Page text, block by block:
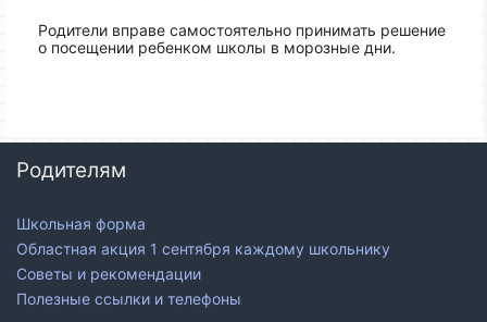
Родители вправе самостоятельно принимать решение
о посещении ребенком школы в морозные дни.
Родителям
Школьная форма
Областная акция 1 сентября каждому школьнику
Советы и рекомендации
Полезные ссылки и телефоны